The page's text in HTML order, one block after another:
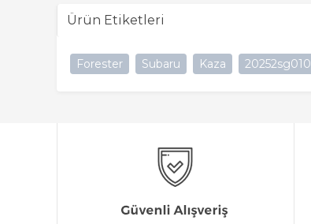
Ürün Etiketleri
Forester Subaru Kaza 20252sg010